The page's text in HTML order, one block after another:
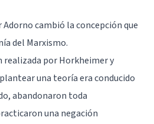
cambió la concepción que
del Marxismo.
realizada por Horkheimer y
una teoría era conducido
abandonaron toda
una negación